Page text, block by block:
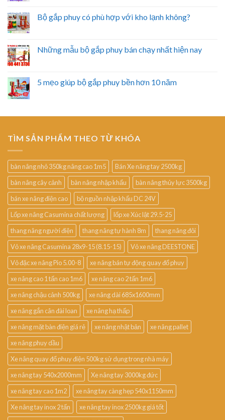
Bộ gắp phuy có phù hợp với kho lạnh không?
Những mẫu bộ gắp phuy bán chạy nhất hiện nay
5 mẹo giúp bộ gắp phuy bền hơn 10 năm
TÌM SẢN PHẨM THEO TỪ KHÓA
bàn nâng nhỏ 350kg nâng cao 1m5
Bán Xe nâng tay 2500kg
bàn nâng cây cảnh
bàn nâng nhập khẩu
bàn nâng thủy lực 3500kg
bán xe nâng điện cao
bộ nguồn nhập khẩu DC 24V
Lốp xe nâng Casumina chất lượng
lốp xe Xúc lật 29.5-25
thang nâng người điện
thang nâng tự hành 8m
thang nâng đôi
Vỏ xe nâng Casumina 28x9-15 (8.15-15)
Vỏ xe nâng DEESTONE
Vỏ đặc xe nâng Pio 5.00-8
xe nâng bán tự động quay đổ phuy
xe nâng cao 1 tấn cao 1m6
xe nâng cao 2 tấn 1m6
xe nâng chậu cảnh 500kg
xe nâng dài 685x1600mm
xe nâng gắn cân đài loan
xe nâng hạ thấp
xe nâng mặt bàn điện giá rẻ
xe nâng nhật bản
xe nâng pallet
xe nâng phuy dầu
Xe nâng quay đổ phuy điện 500kg sử dụng trong nhà máy
xe nâng tay 540x2000mm
Xe nâng tay 3000kg đức
xe nâng tay cao 1m2
xe nâng tay càng hẹp 540x1150mm
Xe nâng tay inox 2 tấn
xe nâng tay inox 2500kg giá tốt